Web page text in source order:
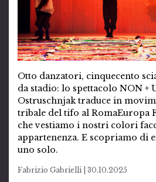
Otto danzatori, cinquecento
da stadio: lo spettacolo NON +
Ostruschnjak traduce in
tribale del tifo al RomaEuropa
che vestiamo i nostri colori
appartenenza. E scopriamo di
uno solo.
Fabrizio Gabrielli | 30.10.2025